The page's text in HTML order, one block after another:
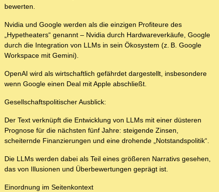
bewerten.
Nvidia und Google werden als die einzigen Profiteure des
„Hypetheaters“ genannt – Nvidia durch Hardwareverkäufe, Google
durch die Integration von LLMs in sein Ökosystem (z. B. Google
Workspace mit Gemini).
OpenAI wird als wirtschaftlich gefährdet dargestellt, insbesondere
wenn Google einen Deal mit Apple abschließt.
Gesellschaftspolitischer Ausblick:
Der Text verknüpft die Entwicklung von LLMs mit einer düsteren
Prognose für die nächsten fünf Jahre: steigende Zinsen,
scheiternde Finanzierungen und eine drohende „Notstandspolitik“.
Die LLMs werden dabei als Teil eines größeren Narrativs gesehen,
das von Illusionen und Überbewertungen geprägt ist.
Einordnung im Seitenkontext